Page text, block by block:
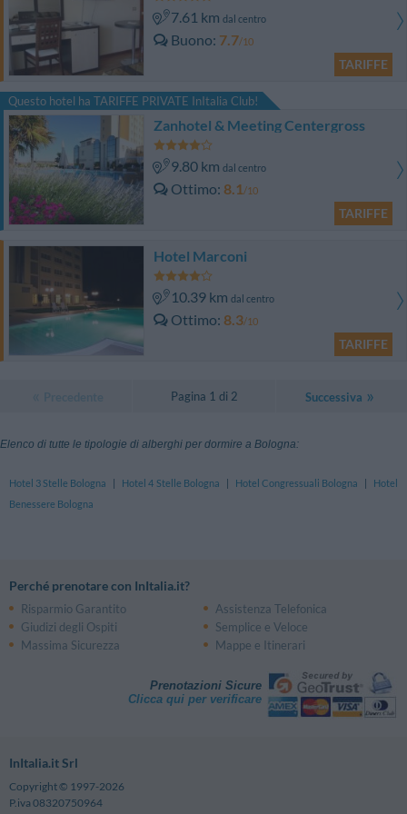
7.61 km dal centro
Buono 7.7/10
TARIFFE
Questo hotel ha TARIFFE PRIVATE InItalia Club!
Zanhotel & Meeting Centergross
9.80 km dal centro
Ottimo 8.1/10
TARIFFE
Hotel Marconi
10.39 km dal centro
Ottimo 8.3/10
TARIFFE
Pagina 1 di 2 Successiva
Elenco di tutte le tipologie di alberghi per dormire a Bologna:
Hotel 3 Stelle Bologna Hotel 4 Stelle Bologna Hotel Congressuali Bologna
Hotel
Benessere Bologna
Perché prenotare con InItalia.it?
Risparmio Garantito
Assistenza Telefonica
Giudizi degli Ospiti
Semplice e Veloce
Massima Sicurezza
Mappe e Itinerari
Prenotazioni Sicure
Clicca qui per verificare
InItalia.it Srl
Copyright © 1997-2026
P.iva 08320750964